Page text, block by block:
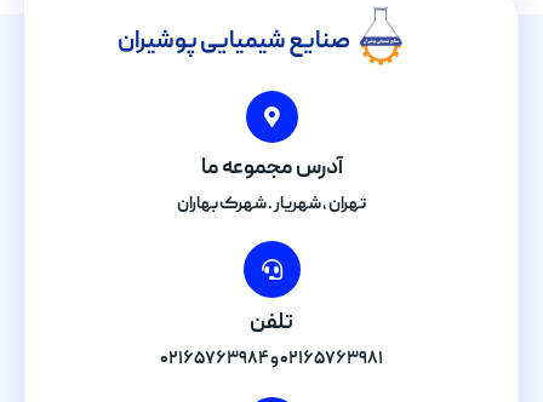
صنایع شیمیایی پوشیران
آدرس مجموعه ما
تهران , شهریار . شهرک بهاران
تلفن
۰۲۱۶۵۷۶۳۹۸۱ و ۰۲۱۶۵۷۶۳۹۸۴